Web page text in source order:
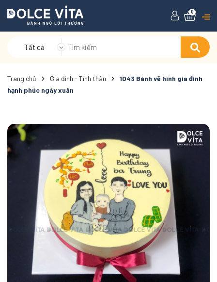
Tất cả
0
Trang chủ Gia đình - Tình thân
1043 Bánh vẽ hình gia đình
hạnh phúc ngày xuân